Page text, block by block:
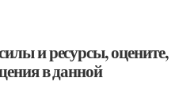
и ресурсы, оцените,
в данной